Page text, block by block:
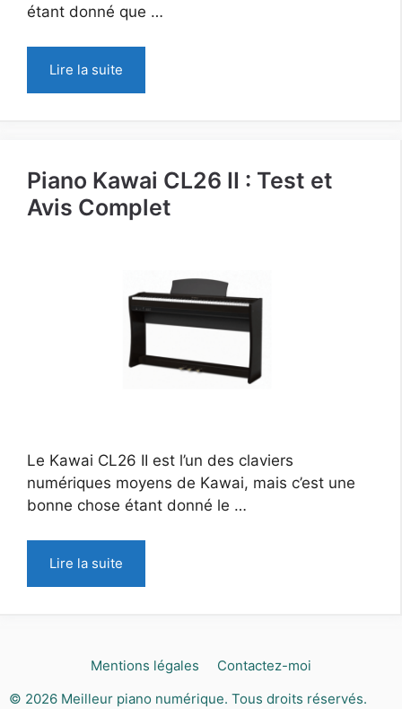
étant donné que …
Lire la suite
Piano Kawai CL26 II : Test et
Avis Complet
Le Kawai CL26 II est l’un des claviers
numériques moyens de Kawai, mais c’est une
bonne chose étant donné le …
Lire la suite
Mentions légales
Contactez-moi
© 2026 Meilleur piano numérique. Tous droits réservés.